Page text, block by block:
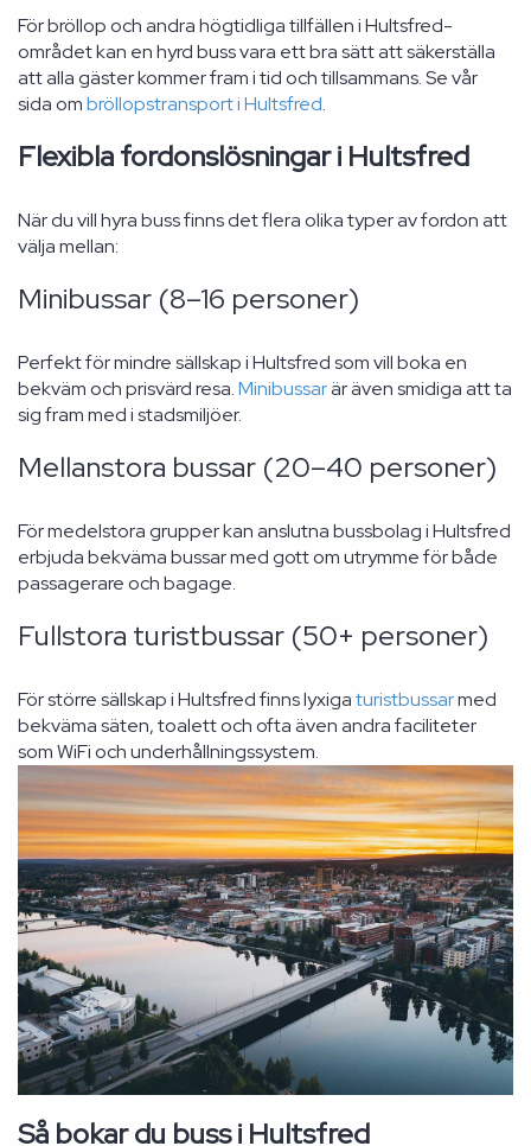
För bröllop och andra högtidliga tillfällen i Hultsfred-
området kan en hyrd buss vara ett bra sätt att säkerställa
att alla gäster kommer fram i tid och tillsammans. Se vår
sida ombröllopstransport i Hultsfred.
Flexibla fordonslösningar i Hultsfred
När du vill hyra buss finns det flera olika typer av fordon att
välja mellan:
Minibussar (8–16 personer)
Perfekt för mindre sällskap i Hultsfred som vill boka en
bekväm och prisvärd resa.Minibussarär även smidiga att ta
sig fram med i stadsmiljöer.
Mellanstora bussar (20–40 personer)
För medelstora grupper kan anslutna bussbolag i Hultsfred
erbjuda bekväma bussar med gott om utrymme för både
passagerare och bagage.
Fullstora turistbussar (50+ personer)
För större sällskap i Hultsfred finns lyxigaturistbussarmed
bekväma säten, toalett och ofta även andra faciliteter
som WiFi och underhållningssystem.
Så bokar du buss i Hultsfred